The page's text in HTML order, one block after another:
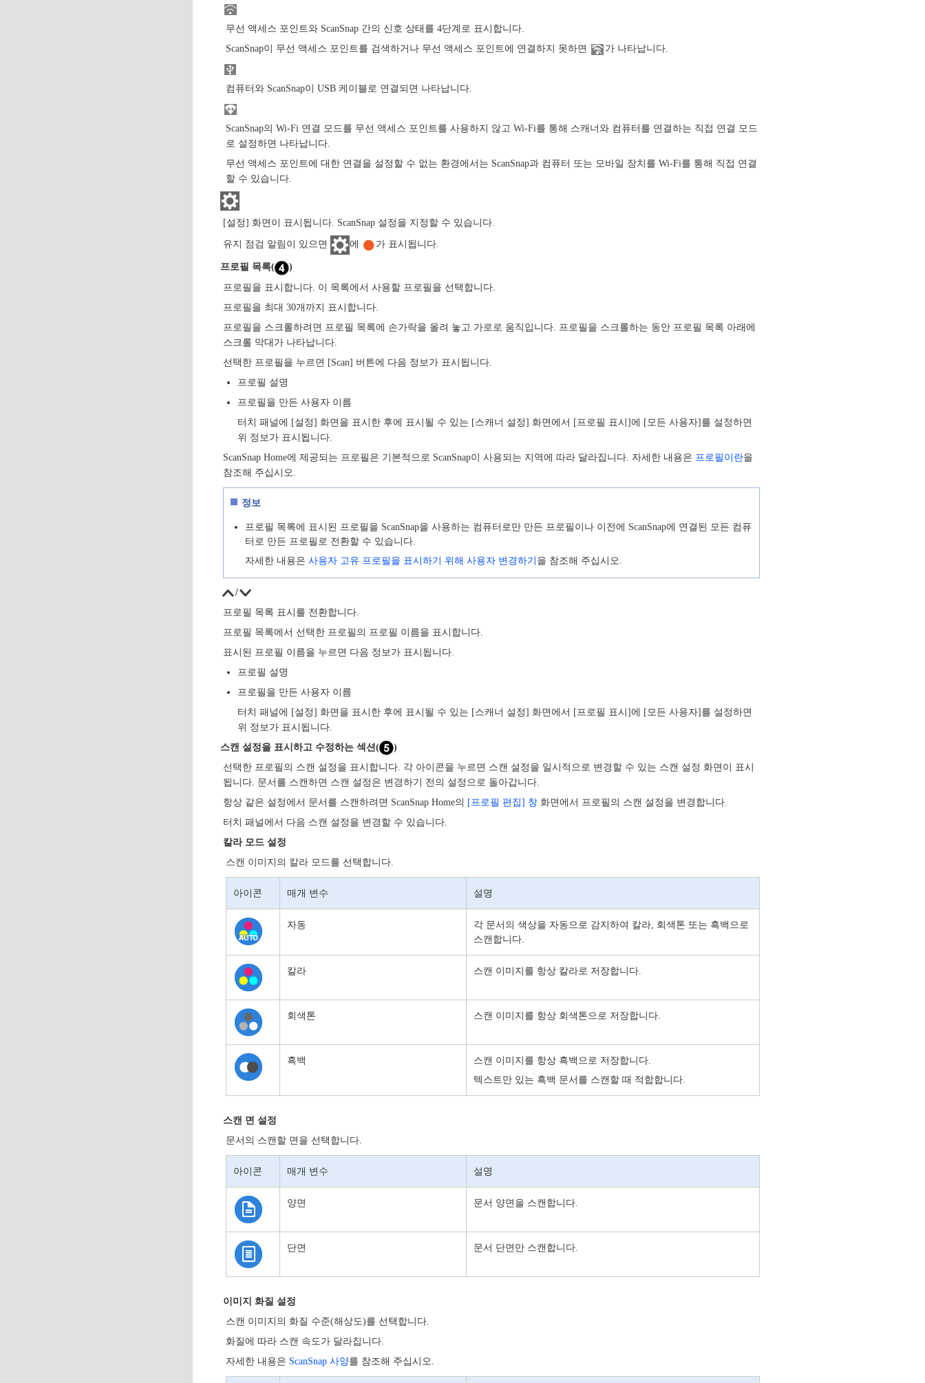
무선 액세스 포인트와 ScanSnap 간의 신호 상태를 4단계로 표시합니다.
ScanSnap이 무선 액세스 포인트를 검색하거나 무선 액세스 포인트에 연결하지 못하면
가 나타납니다.
컴퓨터와 ScanSnap이 USB 케이블로 연결되면 나타납니다.
ScanSnap의 Wi-Fi 연결 모드를 무선 액세스 포인트를 사용하지 않고 Wi-Fi를 통해 스캐너와 컴퓨터를 연결하는 직접 연결 모드
로 설정하면 나타납니다.
무선 액세스 포인트에 대한 연결을 설정할 수 없는 환경에서는 ScanSnap과 컴퓨터 또는 모바일 장치를 Wi-Fi를 통해 직접 연결
할 수 있습니다.
[설정] 화면이 표시됩니다. ScanSnap 설정을 지정할 수 있습니다.
유지 점검 알림이 있으면 에 가 표시됩니다.
프로필 목록(
)
프로필을 표시합니다. 이 목록에서 사용할 프로필을 선택합니다.
프로필을 최대 30개까지 표시합니다.
프로필을 스크롤하려면 프로필 목록에 손가락을 올려 놓고 가로로 움직입니다. 프로필을 스크롤하는 동안 프로필 목록 아래에
스크롤 막대가 나타납니다.
선택한 프로필을 누르면 [Scan] 버튼에 다음 정보가 표시됩니다.
프로필 설명
프로필을 만든 사용자 이름
터치 패널에 [설정] 화면을 표시한 후에 표시될 수 있는 [스캐너 설정] 화면에서 [프로필 표시]에 [모든 사용자]를 설정하면
위 정보가 표시됩니다.
ScanSnap Home에 제공되는 프로필은 기본적으로 ScanSnap이 사용되는 지역에 따라 달라집니다. 자세한 내용은 프로필이란을
참조해 주십시오.
정보
프로필 목록에 표시된 프로필을 ScanSnap을 사용하는 컴퓨터로만 만든 프로필이나 이전에 ScanSnap에 연결된 모든 컴퓨
터로 만든 프로필로 전환할 수 있습니다.
자세한 내용은 사용자 고유 프로필을 표시하기 위해 사용자 변경하기 을 참조해 주십시오.
/
프로필 목록 표시를 전환합니다.
프로필 목록에서 선택한 프로필의 프로필 이름을 표시합니다.
표시된 프로필 이름을 누르면 다음 정보가 표시됩니다.
프로필 설명
프로필을 만든 사용자 이름
터치 패널에 [설정] 화면을 표시한 후에 표시될 수 있는 [스캐너 설정] 화면에서 [프로필 표시]에 [모든 사용자]를 설정하면
위 정보가 표시됩니다.
스캔 설정을 표시하고 수정하는 섹션(
)
선택한 프로필의 스캔 설정을 표시합니다. 각 아이콘을 누르면 스캔 설정을 일시적으로 변경할 수 있는 스캔 설정 화면이 표시
됩니다. 문서를 스캔하면 스캔 설정은 변경하기 전의 설정으로 돌아갑니다.
항상 같은 설정에서 문서를 스캔하려면 ScanSnap Home의
[프로필 편집] 창 화면에서 프로필의 스캔 설정을 변경합니다.
터치 패널에서 다음 스캔 설정을 변경할 수 있습니다.
칼라 모드 설정
스캔 이미지의 칼라 모드를 선택합니다.
아이콘 매개 변수 설명
자동
각 문서의 색상을 자동으로 감지하여 칼라, 회색톤 또는 흑백으로
스캔합니다.
칼라 스캔 이미지를 항상 칼라로 저장합니다.
회색톤 스캔 이미지를 항상 회색톤으로 저장합니다.
흑백
스캔 이미지를 항상 흑백으로 저장합니다.
텍스트만 있는 흑백 문서를 스캔할 때 적합합니다.
스캔 면 설정
문서의 스캔할 면을 선택합니다.
아이콘 매개 변수 설명
양면 문서 양면을 스캔합니다.
단면 문서 단면만 스캔합니다.
이미지 화질 설정
스캔 이미지의 화질 수준(해상도)를 선택합니다.
화질에 따라 스캔 속도가 달라집니다.
자세한 내용은 ScanSnap 사양를 참조해 주십시오.